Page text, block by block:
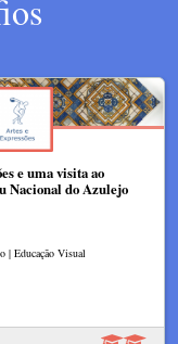
e uma visita ao
Nacional do Azulejo
| Educação Visual